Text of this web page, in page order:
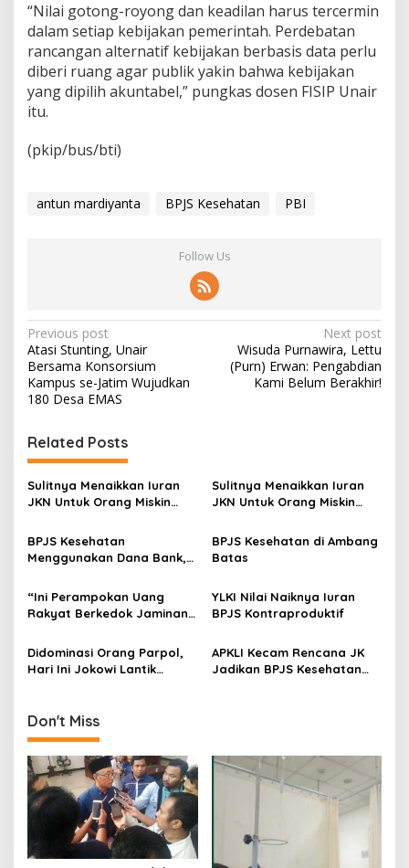
“Nilai gotong-royong dan keadilan harus tercermin
dalam setiap kebijakan pemerintah. Perdebatan
rancangan alternatif kebijakan berbasis data perlu
diberi ruang agar publik yakin bahwa kebijakan
yang dipilih akuntabel,” pungkas dosen FISIP Unair
itu.
(pkip/bus/bti)
antun mardiyanta BPJS Kesehatan PBI
Follow Us
P
o
s
n
a
v
g
a
t
i
o
n
Previous post
Atasi Stunting, Unair
Bersama Konsorsium
Kampus se-Jatim Wujudkan
180 Desa EMAS
Next post
Wisuda Purnawira, Lettu
(Purn) Erwan: Pengabdian
Kami Belum Berakhir!
Related Posts
Sulitnya Menaikkan Iuran
JKN Untuk Orang Miskin
Sulitnya Menaikkan Iuran
JKN Untuk Orang Miskin
BPJS Kesehatan
Menggunakan Dana Bank,
BPJS Kesehatan di Ambang
Batas
“Ini Perampokan Uang
Rakyat Berkedok Jaminan
YLKI Nilai Naiknya Iuran
BPJS Kontraproduktif
Didominasi Orang Parpol,
Hari Ini Jokowi Lantik
APKLI Kecam Rencana JK
Jadikan BPJS Kesehatan
Don't Miss